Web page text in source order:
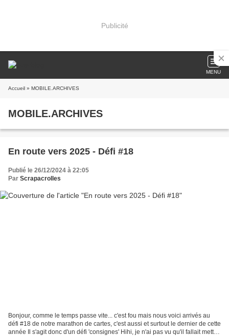
Publicité
MENU
Accueil » MOBILE.ARCHIVES
MOBILE.ARCHIVES
En route vers 2025 - Défi #18
Publié le 26/12/2024 à 22:05
Par Scrapacrolles
Bonjour, comme le temps passe vite... c'est fou mais nous voici arrivés au
défi #18 de notre marathon de cartes, c'est aussi et surtout le dernier de cette
année Il s'agit donc d'un défi 'consignes' Hihi, je n'ai pas vu qu'il fallait mettre